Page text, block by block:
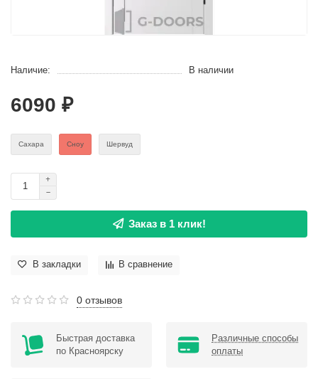
Наличие: В наличии
6090 ₽
Сахара Сноу Шервуд
Заказ в 1 клик!
В закладки В сравнение
0 отзывов
Быстрая доставка
по Красноярску
Различные способы
оплаты